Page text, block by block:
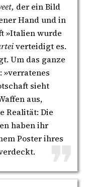
der ein Bild
Hand und in
»Italien wurde
verteidigt es.
Um das ganze
»verratenes
sieht
aus,
Realität: Die
haben ihr
Poster ihres